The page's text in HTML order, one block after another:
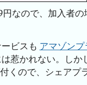
なので、加入者
ビスも アマゾン
惹かれない。し
くので、シェアプ